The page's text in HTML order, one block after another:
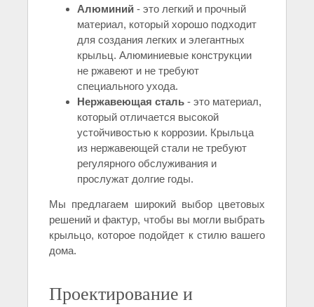
Алюминий - это легкий и прочный
материал, который хорошо подходит
для создания легких и элегантных
крыльц. Алюминиевые конструкции
не ржавеют и не требуют
специального ухода.
Нержавеющая сталь - это материал,
который отличается высокой
устойчивостью к коррозии. Крыльца
из нержавеющей стали не требуют
регулярного обслуживания и
прослужат долгие годы.
Мы предлагаем широкий выбор цветовых
решений и фактур, чтобы вы могли выбрать
крыльцо, которое подойдет к стилю вашего
дома.
Проектирование и